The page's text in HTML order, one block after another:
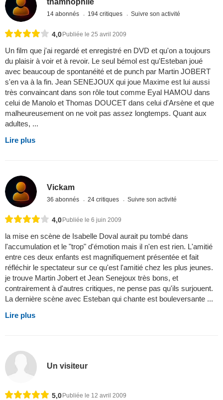
14 abonnés 194 critiques Suivre son activité
4,0 Publiée le 25 avril 2009
Un film que j'ai regardé et enregistré en DVD et qu'on a toujours
du plaisir à voir et à revoir. Le seul bémol est qu'Esteban joué
avec beaucoup de spontanéité et de punch par Martin JOBERT
s'en va à la fin. Jean SENEJOUX qui joue Maxime est lui aussi
très convaincant dans son rôle tout comme Eyal HAMOU dans
celui de Manolo et Thomas DOUCET dans celui d'Arsène et que
malheureusement on ne voit pas assez longtemps. Quant aux
adultes, ...
Lire plus
Vickam
36 abonnés 24 critiques Suivre son activité
4,0 Publiée le 6 juin 2009
la mise en scène de Isabelle Doval aurait pu tombé dans
l'accumulation et le "trop" d'émotion mais il n'en est rien. L'amitié
entre ces deux enfants est magnifiquement présentée et fait
réfléchir le spectateur sur ce qu'est l'amitié chez les plus jeunes.
je trouve Martin Jobert et Jean Senejoux très bons, et
contrairement à d'autres critiques, ne pense pas qu'ils surjouent.
La dernière scène avec Esteban qui chante est bouleversante ...
Lire plus
Un visiteur
5,0Publiée le 12 avril 2009